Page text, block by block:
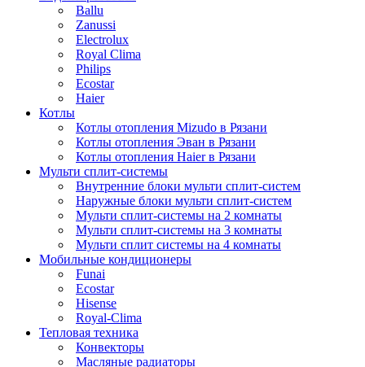
Ballu
Zanussi
Electrolux
Royal Clima
Philips
Ecostar
Haier
Котлы
Котлы отопления Mizudo в Рязани
Котлы отопления Эван в Рязани
Котлы отопления Haier в Рязани
Мульти сплит-системы
Внутренние блоки мульти сплит-систем
Наружные блоки мульти сплит-систем
Мульти сплит-системы на 2 комнаты
Мульти сплит-системы на 3 комнаты
Мульти сплит системы на 4 комнаты
Мобильные кондиционеры
Funai
Ecostar
Hisense
Royal-Clima
Тепловая техника
Конвекторы
Масляные радиаторы